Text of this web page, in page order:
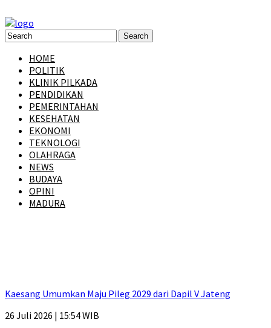
HOME
POLITIK
KLINIK PILKADA
PENDIDIKAN
PEMERINTAHAN
KESEHATAN
EKONOMI
TEKNOLOGI
OLAHRAGA
NEWS
BUDAYA
OPINI
MADURA
Kaesang Umumkan Maju Pileg 2029 dari Dapil V Jateng
26 Juli 2026 | 15:54 WIB